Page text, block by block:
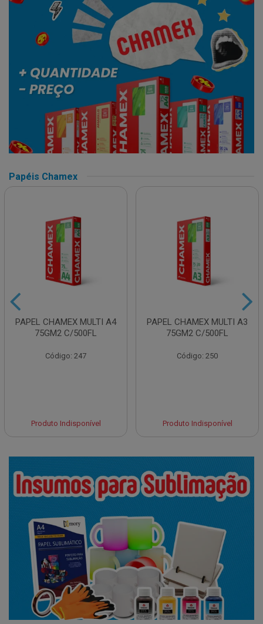
Papéis Chamex
PAPEL CHAMEX MULTI A4
75GM2 C/500FL
Código: 247
Produto Indisponível
PAPEL CHAMEX MULTI A3
75GM2 C/500FL
Código: 250
Produto Indisponível